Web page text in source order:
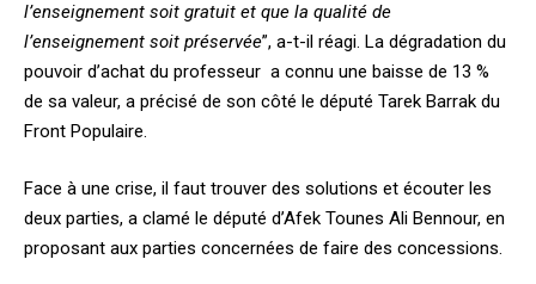
l’enseignement soit gratuit et que la qualité de
l’enseignement soit préservée”, a-t-il réagi. La dégradation du
pouvoir d’achat du professeur a connu une baisse de 13 %
de sa valeur, a précisé de son côté le député Tarek Barrak du
Front Populaire.
Face à une crise, il faut trouver des solutions et écouter les
deux parties, a clamé le député d’Afek Tounes Ali Bennour, en
proposant aux parties concernées de faire des concessions.